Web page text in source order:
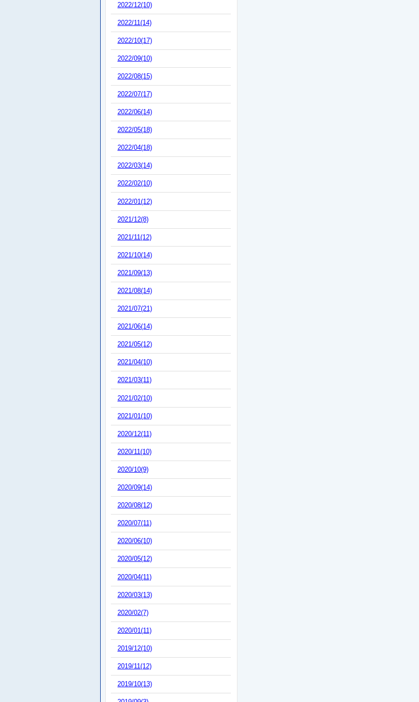
2022/12(10)
2022/11(14)
2022/10(17)
2022/09(10)
2022/08(15)
2022/07(17)
2022/06(14)
2022/05(18)
2022/04(18)
2022/03(14)
2022/02(10)
2022/01(12)
2021/12(8)
2021/11(12)
2021/10(14)
2021/09(13)
2021/08(14)
2021/07(21)
2021/06(14)
2021/05(12)
2021/04(10)
2021/03(11)
2021/02(10)
2021/01(10)
2020/12(11)
2020/11(10)
2020/10(9)
2020/09(14)
2020/08(12)
2020/07(11)
2020/06(10)
2020/05(12)
2020/04(11)
2020/03(13)
2020/02(7)
2020/01(11)
2019/12(10)
2019/11(12)
2019/10(13)